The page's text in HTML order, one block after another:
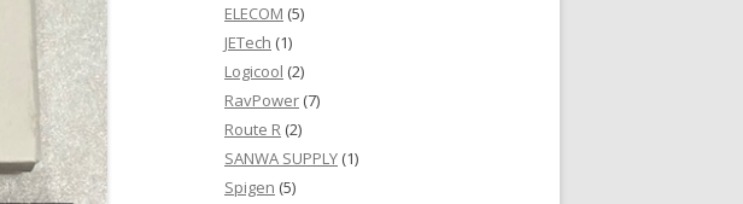
ELECOM (5)
JETech (1)
Logicool (2)
RavPower (7)
Route R (2)
SANWA SUPPLY (1)
Spigen (5)